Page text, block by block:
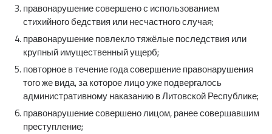
правонарушение совершено с использованием
стихийного бедствия или несчастного случая;
правонарушение повлекло тяжёлые последствия или
крупный имущественный ущерб;
повторное в течение года совершение правонарушения
того же вида, за которое лицо уже подвергалось
административному наказанию в Литовской Республике;
правонарушение совершено лицом, ранее совершавшим
преступление;